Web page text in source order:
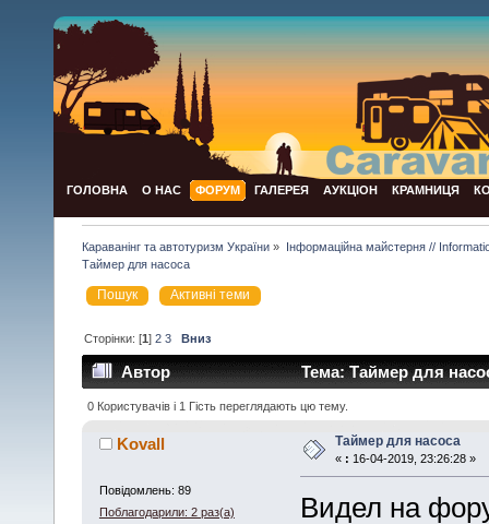
ГОЛОВНА О НАС ФОРУМ ГАЛЕРЕЯ АУКЦІОН КРАМНИЦЯ
Караванінг та автотуризм України » Інформаційна майстерня //
Таймер для насоса
Пошук Активні теми
Сторінки: [1]2 3 Вниз
Автор Тема: Таймер для
0 Користувачів і 1 Гість переглядають цю тему.
Kovall
Повідомлень: 89
Поблагодарили: 2 раз(а)
Таймер для насоса
« : 16-04-2019, 23:26:28 »
Видел на